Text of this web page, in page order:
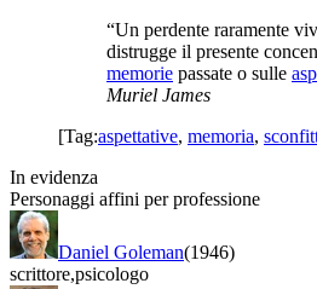
“Un perdente raramente
distrugge il presente
memorie passate o sulle
Muriel James
[Tag:aspettative, memoria,
In evidenza
Personaggi affini per professione
Daniel Goleman(1946)
scrittore,psicologo